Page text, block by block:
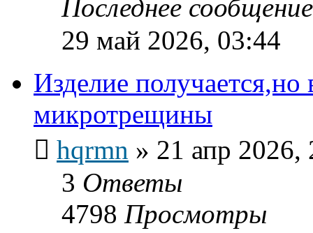
Последнее
29 май 2026, 03:44
Изделие получается,но
микротрещины
hqrmn » 21 апр 2026,
3 Ответы
4798 Просмотры